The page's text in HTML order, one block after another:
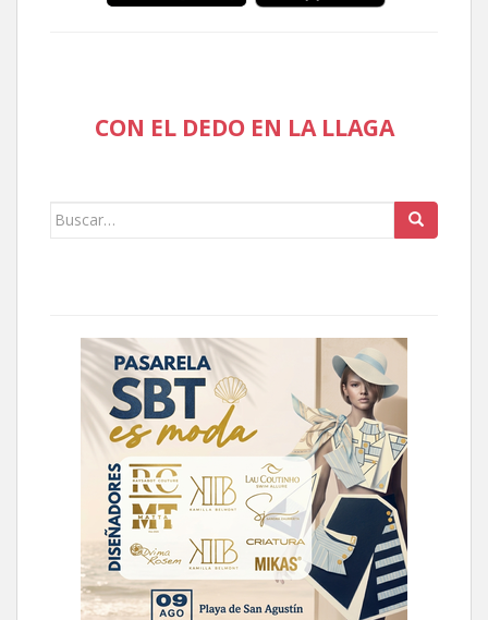
CON EL DEDO EN LA LLAGA
Buscar: